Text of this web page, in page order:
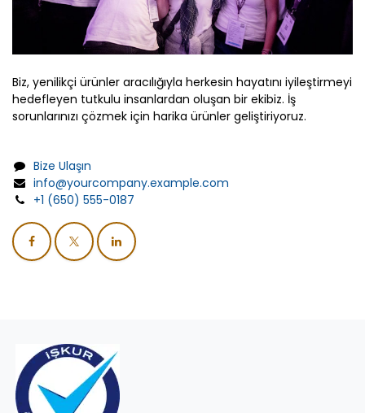
Biz, yenilikçi ürünler aracılığıyla herkesin hayatını iyileştirmeyi
hedefleyen tutkulu insanlardan oluşan bir ekibiz. İş
sorunlarınızı çözmek için harika ürünler geliştiriyoruz.
Bize Ulaşın
info@yourcompany.example.com
+1 (650) 555-0187